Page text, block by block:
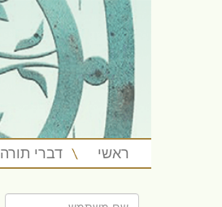
ראשי דברי תורה